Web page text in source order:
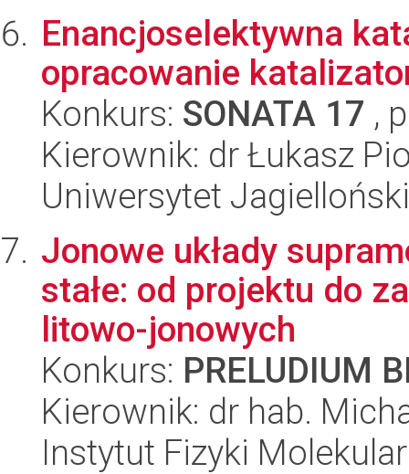
Enancjoselektywna
opracowanie
Konkurs: SONATA 17 ,
Kierownik: dr Łukasz
Uniwersytet
Jonowe układy
stałe: od projektu do
litowo-jonowych
Konkurs: PRELUDIUM
Kierownik: dr hab.
Instytut Fizyki